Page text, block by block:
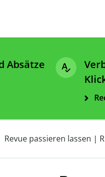
Absätze
Revue passieren lassen |